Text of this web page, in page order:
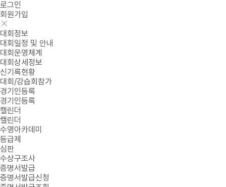
로그인
회원가입
대회정보
대회일정 및 안내
대회운영체계
대회상세정보
신기록현황
대회/강습회참가
경기인등록
경기인등록
캘린더
캘린더
수영아카데미
등급제
심판
수상구조사
증명서발급
증명서발급신청